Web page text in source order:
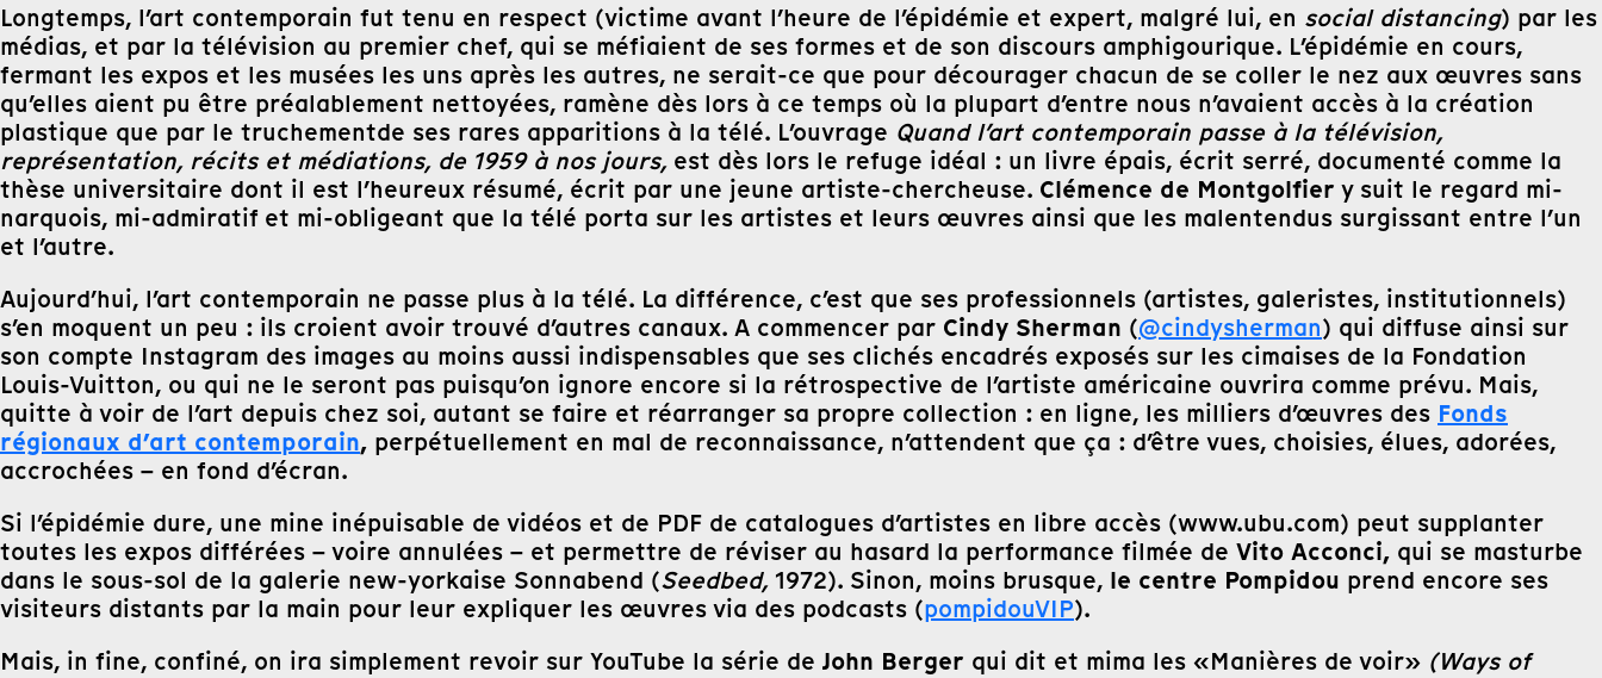
Longtemps, l’art contemporain fut tenu en respect (victime avant l’heure de l’épidémie et expert, malgré lui, en social distancing) par les
médias, et par la télévision au premier chef, qui se méfiaient de ses formes et de son discours amphigourique. L’épidémie en cours,
fermant les expos et les musées les uns après les autres, ne serait-ce que pour décourager chacun de se coller le nez aux œuvres sans
qu’elles aient pu être préalablement nettoyées, ramène dès lors à ce temps où la plupart d’entre nous n’avaient accès à la création
plastique que par le truchementde ses rares apparitions à la télé. L’ouvrage Quand l’art contemporain passe à la télévision,
représentation, récits et médiations, de 1959 à nos jours, est dès lors le refuge idéal : un livre épais, écrit serré, documenté comme la
thèse universitaire dont il est l’heureux résumé, écrit par une jeune artiste-chercheuse. Clémence de Montgolfier y suit le regard mi-
narquois, mi-admiratif et mi-obligeant que la télé porta sur les artistes et leurs œuvres ainsi que les malentendus surgissant entre l’un
et l’autre.
Aujourd’hui, l’art contemporain ne passe plus à la télé. La différence, c’est que ses professionnels (artistes, galeristes, institutionnels)
s’en moquent un peu : ils croient avoir trouvé d’autres canaux. A commencer par Cindy Sherman (@cindysherman) qui diffuse ainsi sur
son compte Instagram des images au moins aussi indispensables que ses clichés encadrés exposés sur les cimaises de la Fondation
Louis-Vuitton, ou qui ne le seront pas puisqu’on ignore encore si la rétrospective de l’artiste américaine ouvrira comme prévu. Mais,
quitte à voir de l’art depuis chez soi, autant se faire et réarranger sa propre collection : en ligne, les milliers d’œuvres des Fonds
régionaux d’art contemporain, perpétuellement en mal de reconnaissance, n’attendent que ça : d’être vues, choisies, élues, adorées,
accrochées – en fond d’écran.
Si l’épidémie dure, une mine inépuisable de vidéos et de PDF de catalogues d’artistes en libre accès (www.ubu.com) peut supplanter
toutes les expos différées – voire annulées – et permettre de réviser au hasard la performance filmée de Vito Acconci, qui se masturbe
dans le sous-sol de la galerie new-yorkaise Sonnabend (Seedbed, 1972). Sinon, moins brusque, le centre Pompidou prend encore ses
visiteurs distants par la main pour leur expliquer les œuvres via des podcasts (pompidouVIP).
Mais, in fine, confiné, on ira simplement revoir sur YouTube la série de John Berger qui dit et mima les «Manières de voir» (Ways of